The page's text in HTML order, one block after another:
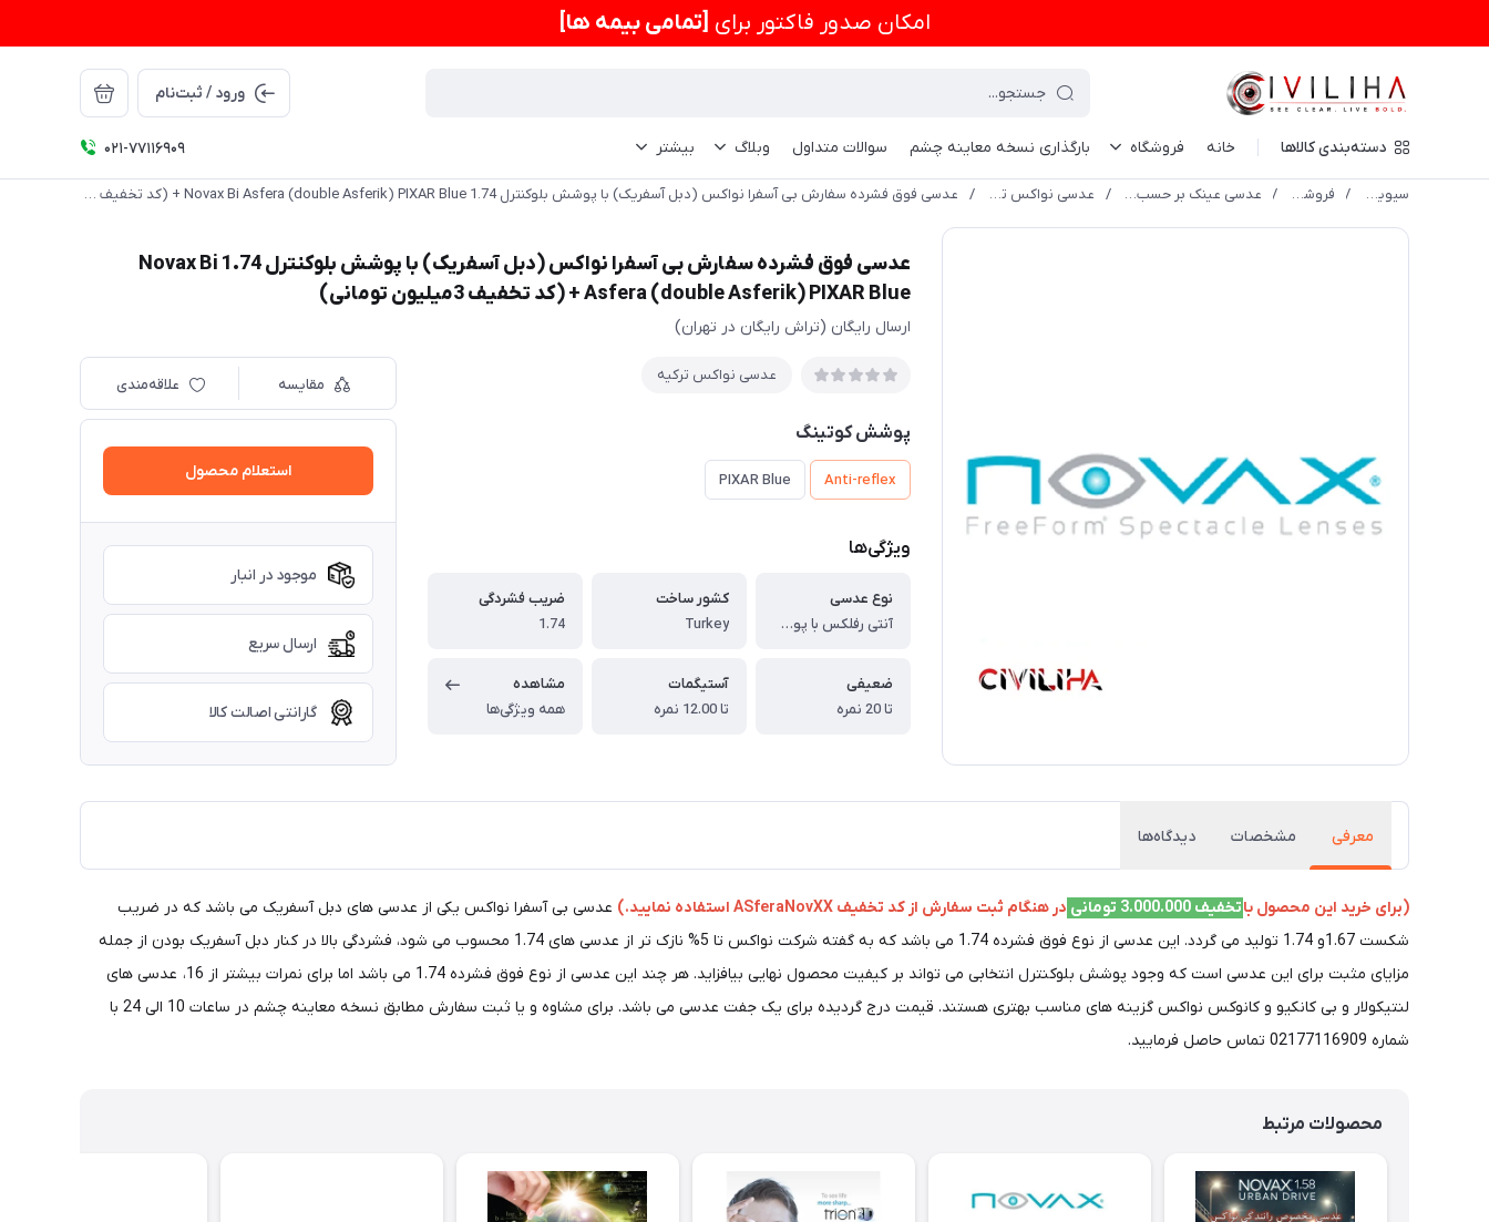
امكان صدور فاکتور برای [تمامی بیمه ها]
ورود / ثبت‌نام
دسته‌بندی کالاها خانه فروشگاه بارگذاری نسخه معاینه چشم سوالات متداول وبلاگ بیشتر 021-77116909
سیویلیها / فروشگاه / عدسی عینک بر حسب برند / عدسی نواکس ترکیه / عدسی فوق فشرده سفارش بی آسفرا نواکس (دبل آسفریک) با پوشش بلوکنترل 1.74 Novax Bi Asfera (double Asferik) PIXAR Blue + (کد تخفیف 3میلیون تومانی)
عدسی فوق فشرده سفارش بی آسفرا نواکس (دبل آسفریک) با پوشش بلوکنترل 1.74 Novax Bi
Asfera (double Asferik) PIXAR Blue + (کد تخفیف 3میلیون تومانی)
ارسال رایگان (تراش رایگان در تهران)
عدسی نواکس ترکیه
پوشش کوتینگ
Anti-reflex
PIXAR Blue
ویژگی‌ها
نوع عدسی
آنتی رفلکس با پوشش بلوکنترل انتخابی Novax Bi Asfera (double Asferik) PIXAR Blue
کشور ساخت
Turkey
ضریب فشردگی
1.74
ضعیفی
تا 20 نمره
آستیگمات
تا 12.00 نمره
مشاهده
همه ویژگی‌ها
مقایسه علاقه‌مندی
استعلام محصول
موجود در انبار
ارسال سریع
گارانتی اصالت کالا
معرفی مشخصات دیدگاه‌ها
(برای خرید این محصول باتخفیف 3.000.000 تومانی در هنگام ثبت سفارش از کد تخفیف ASferaNovXX استفاده نمایید.)
عدسی بی آسفرا نواکس یکی از عدسی های دبل آسفریک می باشد که در ضریب
شکست 1.67و 1.74 تولید می گردد. این عدسی از نوع فوق فشرده 1.74 می باشد که به گفته شرکت نواکس تا 5% نازک تر از عدسی های 1.74 محسوب می شود، فشردگی بالا در کنار دبل آسفریک بودن از جمله
مزایای مثبت برای این عدسی است که وجود پوشش بلوکنترل انتخابی می تواند بر کیفیت محصول نهایی بیافزاید. هر چند این عدسی از نوع فوق فشرده 1.74 می باشد اما برای نمرات بیشتر از 16، عدسی های
لنتیکولار و بی کانکیو و کانوکس نواکس گزینه های مناسب بهتری هستند. قیمت درج گردیده برای یک جفت عدسی می باشد. برای مشاوه و یا ثبت سفارش مطابق نسخه معاینه چشم در ساعات 10 الی 24 با
شماره 02177116909 تماس حاصل فرمایید.
محصولات مرتبط